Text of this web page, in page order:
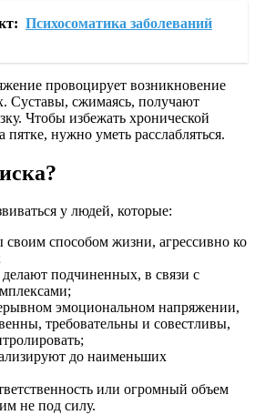
Психосоматика заболеваний
провоцирует возникновение
Суставы, сжимаясь, получают
Чтобы избежать хронической
нужно уметь расслабляться.
у людей, которые:
своим способом жизни, агрессивно ко
подчиненных, в связи с
эмоциональном напряжении,
требовательны и совестливы,
до наименьших
или огромный объем
не под силу.